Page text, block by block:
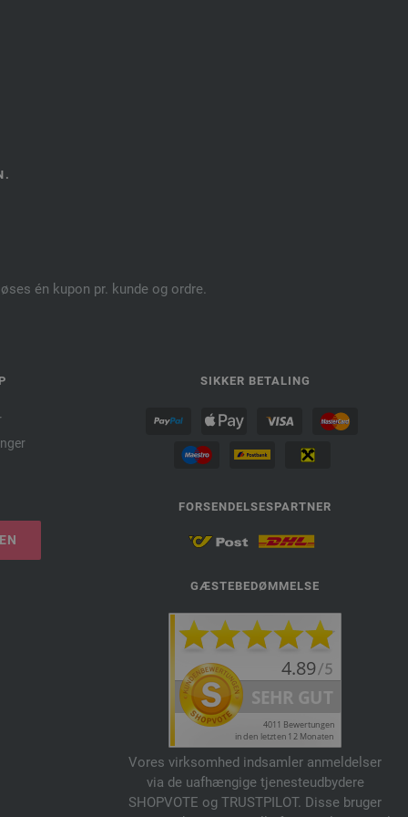
én kupon pr. kunde og ordre.
SIKKER BETALING
FORSENDELSESPARTNER
GÆSTEBEDØMMELSE
Vores virksomhed indsamler anmeldelser
via de uafhængige tjenesteudbydere
SHOPVOTE og TRUSTPILOT. Disse bruger